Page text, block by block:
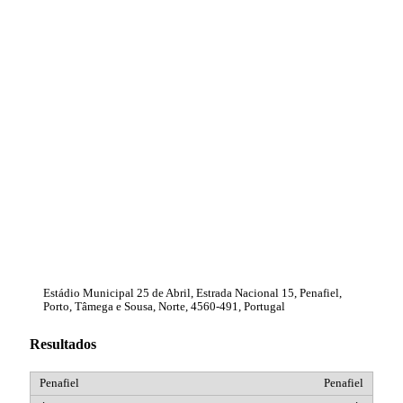
Estádio Municipal 25 de Abril, Estrada Nacional 15, Penafiel,
Porto, Tâmega e Sousa, Norte, 4560-491, Portugal
Resultados
Penafiel